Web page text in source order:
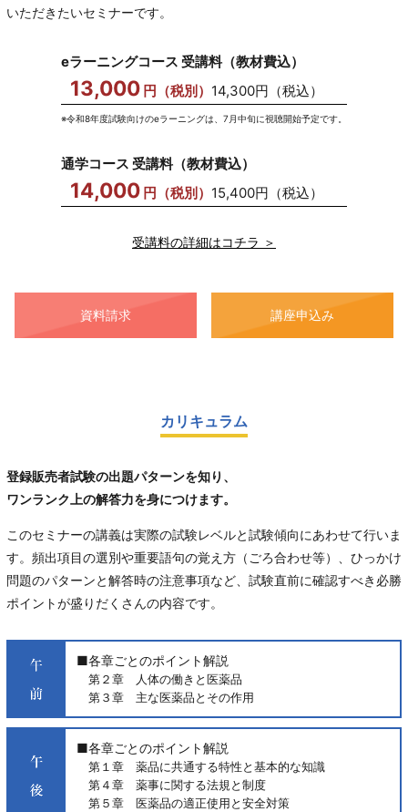
いただきたいセミナーです。
eラーニングコース 受講料（教材費込）
13,000 円（税別） 14,300円（税込）
令和8年度試験向けのeラーニングは、7月中旬に視聴開始予定です。
通学コース 受講料（教材費込）
14,000 円（税別） 15,400円（税込）
受講料の詳細はコチラ ＞
資料請求 講座申込み
カリキュラム
登録販売者試験の出題パターンを知り、
ワンランク上の解答力を身につけます。
このセミナーの講義は実際の試験レベルと試験傾向にあわせて行いま
す。頻出項目の選別や重要語句の覚え方（ごろ合わせ等）、ひっかけ
問題のパターンと解答時の注意事項など、試験直前に確認すべき必勝
ポイントが盛りだくさんの内容です。
■各章ごとのポイント解説
第２章 人体の働きと医薬品
第３章 主な医薬品とその作用
■各章ごとのポイント解説
第１章 薬品に共通する特性と基本的な知識
第４章 薬事に関する法規と制度
第５章 医薬品の適正使用と安全対策